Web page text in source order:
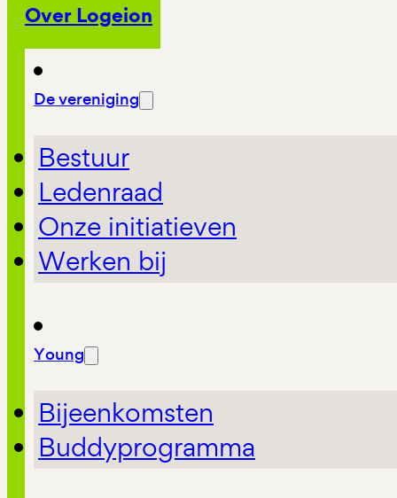
Over Logeion
De vereniging
Bestuur
Ledenraad
Onze initiatieven
Werken bij
Young
Bijeenkomsten
Buddyprogramma